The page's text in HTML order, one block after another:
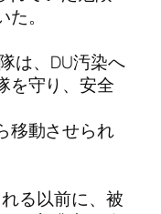
。
は、DU汚染へ
を守り、安全
移動させられ
る以前に、被